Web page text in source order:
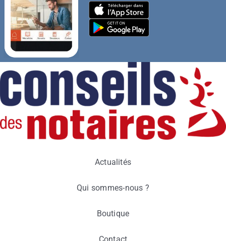
Actualités
Qui sommes-nous ?
Boutique